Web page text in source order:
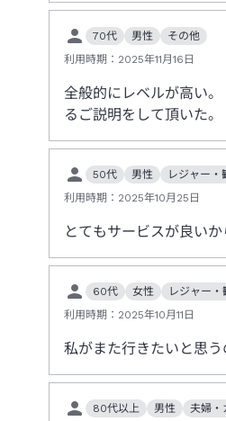
70代 男性
その他
利用時期： 2025年11月16日
全般的にレベルが高い
るご説明をして頂いた
50代 男性
レジャー・
利用時期： 2025年10月25日
とてもサービスが良いか
60代 女性
レジャー・
利用時期： 2025年10月11日
私がまた行きたいと思う
80代以上 男性
夫婦・